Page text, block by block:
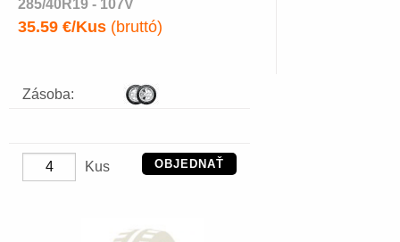
285/40R19 - 107V
35.59 €/Kus (bruttó)
Zásoba:
Kus OBJEDNAŤ